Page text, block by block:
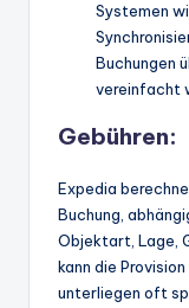
Systemen
Buchungen
vereinfacht
Gebühren:
Expedia
Buchung,
Objektart, Lage,
kann die
unterliegen oft